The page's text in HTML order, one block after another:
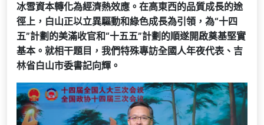
冰雪資本轉化為經濟熱效應。在高東西的品質成長的途
徑上，白山正以立異驅動和綠色成長為引領，為“十四
五”計劃的美滿收官和“十五五”計劃的順遂開啟奠基堅實
基本。就相干題目，我們特殊專訪全國人年夜代表、吉
林省白山市委書記向輝。